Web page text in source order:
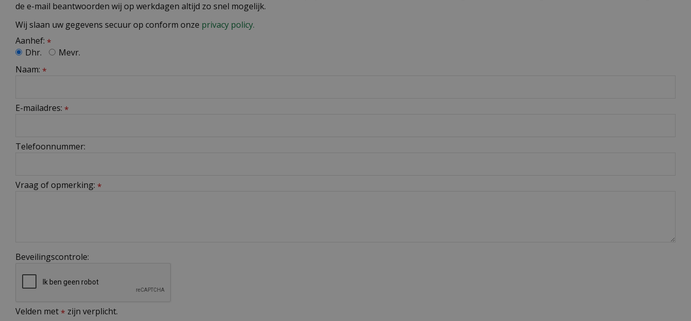
de e-mail beantwoorden wij op werkdagen altijd zo snel mogelijk.
Wij slaan uw gegevens secuur op conform onze privacy policy.
Aanhef: *
Dhr.
Mevr.
Naam: *
E-mailadres: *
Telefoonnummer:
Vraag of opmerking: *
Beveilingscontrole:
Velden met * zijn verplicht.